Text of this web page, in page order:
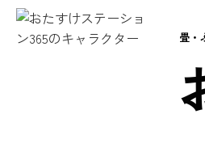
畳・